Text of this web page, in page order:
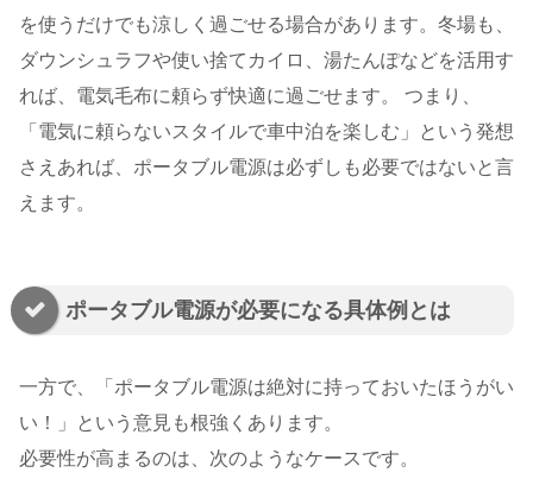
を使うだけでも涼しく過ごせる場合があります。冬場も、
ダウンシュラフや使い捨てカイロ、湯たんぽなどを活用す
れば、電気毛布に頼らず快適に過ごせます。 つまり、
「電気に頼らないスタイルで車中泊を楽しむ」という発想
さえあれば、ポータブル電源は必ずしも必要ではないと言
えます。
ポータブル電源が必要になる具体例とは
一方で、「ポータブル電源は絶対に持っておいたほうがい
い！」という意見も根強くあります。
必要性が高まるのは、次のようなケースです。